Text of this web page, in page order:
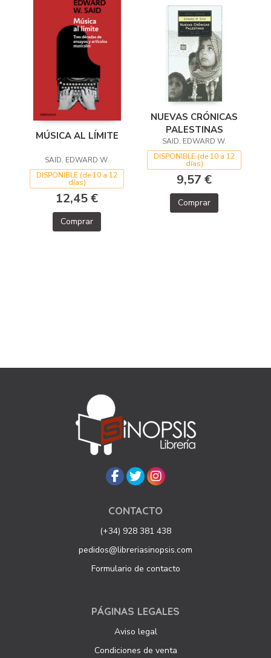
MÚSICA AL LÍMITE
SAID, EDWARD W.
DISPONIBLE (de 10 a 12
días)
12,45 €
Comprar
NUEVAS CRÓNICAS
PALESTINAS
SAID, EDWARD W.
DISPONIBLE (de 10 a 12
días)
9,57 €
Comprar
CONTACTO
(+34) 928 381 438
pedidos@libreriasinopsis.com
Formulario de contacto
PÁGINAS LEGALES
Aviso legal
Condiciones de venta